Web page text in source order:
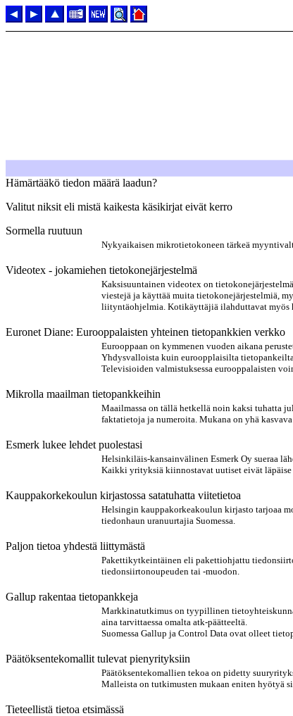
Hämärtääkö tiedon määrä laadun?
Valitut niksit eli mistä kaikesta käsikirjat eivät kerro
Sormella ruutuun
Nykyaikaisen mikrotietokoneen tärkeä
Videotex - jokamiehen tietokonejärjestelmä
Kaksisuuntainen videotex on
viestejä ja käyttää muita tietokonejärjestelmiä,
liityntäohjelmia. Kotikäyttäjiä ilahduttavat myös
Euronet Diane: Eurooppalaisten yhteinen tietopankkien verkko
Eurooppaan on kymmenen vuoden aikana
Yhdysvalloista kuin euroopplaisilta
Televisioiden valmistuksessa eurooppalaisten
Mikrolla maailman tietopankkeihin
Maailmassa on tällä hetkellä noin kaksi tuhatta
faktatietoja ja numeroita. Mukana on yhä
Esmerk lukee lehdet puolestasi
Helsinkiläis-kansainvälinen Esmerk Oy sueraa
Kaikki yrityksiä kiinnostavat uutiset eivät
Kauppakorkekoulun kirjastossa satatuhatta viitetietoa
Helsingin kauppakorkeakoulun kirjasto tarjoaa
tiedonhaun uranuurtajia Suomessa.
Paljon tietoa yhdestä liittymästä
Pakettikytkeintäinen eli pakettiohjattu
tiedonsiirtonoupeuden tai -muodon.
Gallup rakentaa tietopankkeja
Markkinatutkimus on tyypillinen
aina tarvittaessa omalta atk-päätteeltä.
Suomessa Gallup ja Control Data ovat olleet
Päätöksentekomallit tulevat pienyrityksiin
Päätöksentekomallien tekoa on pidetty
Malleista on tutkimusten mukaan eniten hyötyä
Tieteellistä tietoa etsimässä